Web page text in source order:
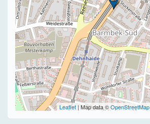
Leaflet | Map data ©OpenStreetMap